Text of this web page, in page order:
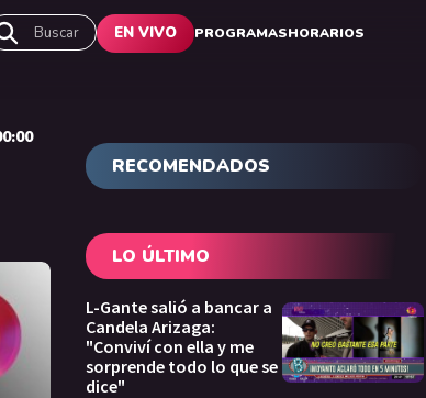
Buscar EN VIVO PROGRAMASHORARIOS
RECOMENDADOS
LO ÚLTIMO
L-Gante salió a bancar a
Candela Arizaga:
"Conviví con ella y me
sorprende todo lo que se
dice"